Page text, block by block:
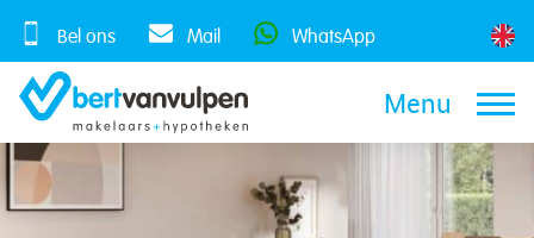
content
Bel ons Mail WhatsApp
Menu